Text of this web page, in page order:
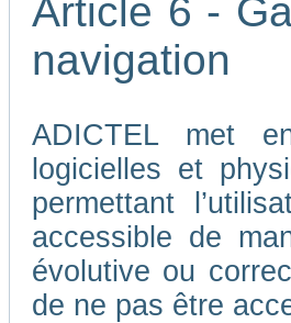
Article 6 -
navigation
ADICTEL met
logicielles et
permettant
accessible de
évolutive ou
de ne pas être